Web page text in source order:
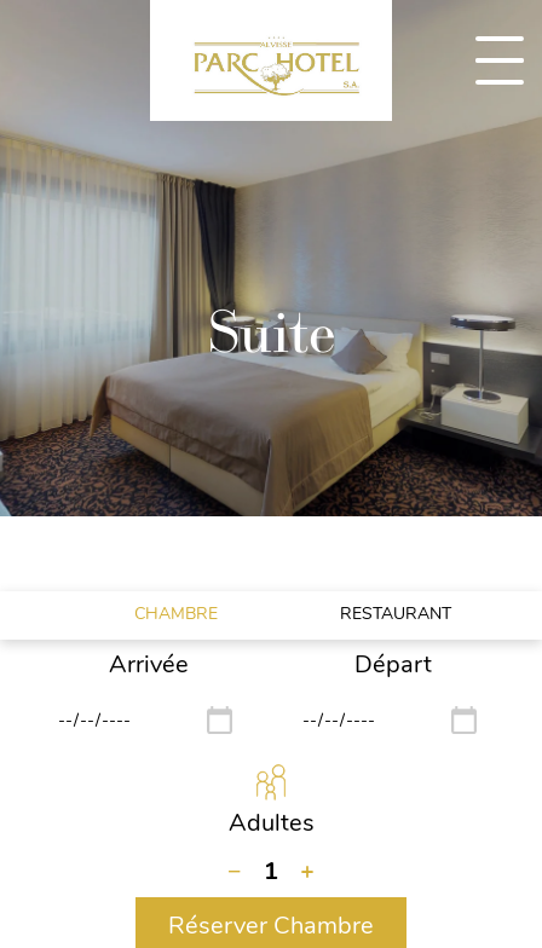
CONSULTEZ NOS MENUS ET RÉSERVEZ DÈS
Suite
Arrivée Départ
Adultes
−
1 +
Réserver Chambre
CHAMBRE RESTAURANT